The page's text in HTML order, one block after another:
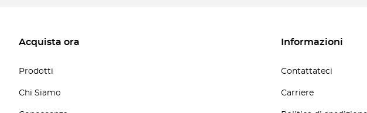
Acquista ora
Prodotti
Chi Siamo
Informazioni
Contattateci
Carriere